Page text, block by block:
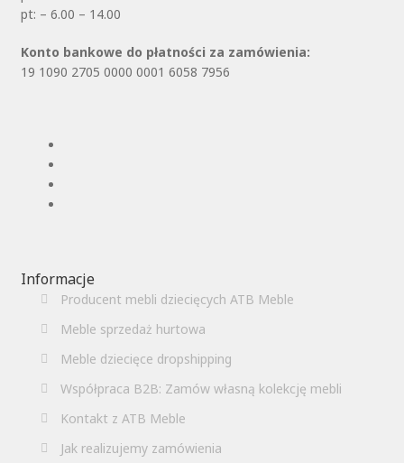
pt: – 6.00 – 14.00
Konto bankowe do płatności za zamówienia:
19 1090 2705 0000 0001 6058 7956
Informacje
Producent mebli dziecięcych ATB Meble
Meble sprzedaż hurtowa
Meble dziecięce dropshipping
Współpraca B2B: Zamów własną kolekcję mebli
Kontakt z ATB Meble
Jak realizujemy zamówienia